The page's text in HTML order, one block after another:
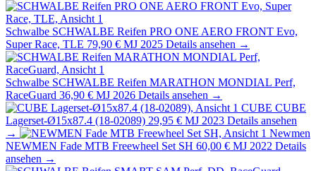
Schwalbe SCHWALBE Reifen PRO ONE AERO FRONT Evo,
Super Race, TLE 79,90 € MJ 2025 Details ansehen →
Schwalbe SCHWALBE Reifen MARATHON MONDIAL Perf,
RaceGuard 36,90 € MJ 2026 Details ansehen →
CUBE CUBE
Lagerset-Ø15x87.4 (18-02089) 29,95 € MJ 2023 Details ansehen
→
Newmen
NEWMEN Fade MTB Freewheel Set SH 60,00 € MJ 2022 Details
ansehen →